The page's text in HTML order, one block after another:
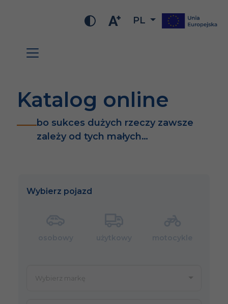
PL
Katalog online
bo sukces dużych rzeczy zawsze
zależy od tych małych…
Wybierz pojazd